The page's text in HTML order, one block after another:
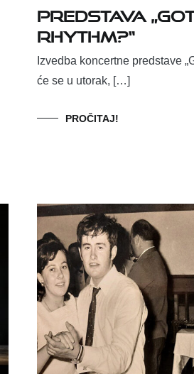
Predstava
Rhythm?“
Izvedba koncertne predstave
će se u utorak, […]
PROČITAJ!